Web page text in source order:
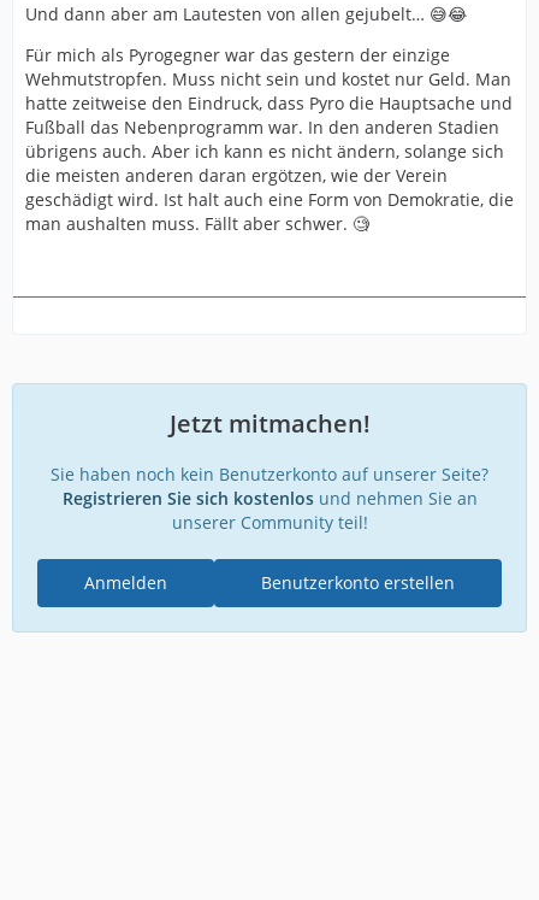
Und dann aber am Lautesten von allen gejubelt… 😅😂
Für mich als Pyrogegner war das gestern der einzige
Wehmutstropfen. Muss nicht sein und kostet nur Geld. Man
hatte zeitweise den Eindruck, dass Pyro die Hauptsache und
Fußball das Nebenprogramm war. In den anderen Stadien
übrigens auch. Aber ich kann es nicht ändern, solange sich
die meisten anderen daran ergötzen, wie der Verein
geschädigt wird. Ist halt auch eine Form von Demokratie, die
man aushalten muss. Fällt aber schwer. 🧐
Jetzt mitmachen!
Sie haben noch kein Benutzerkonto auf unserer Seite?
Registrieren Sie sich kostenlosund nehmen Sie an
unserer Community teil!
Benutzerkonto erstellen
Anmelden